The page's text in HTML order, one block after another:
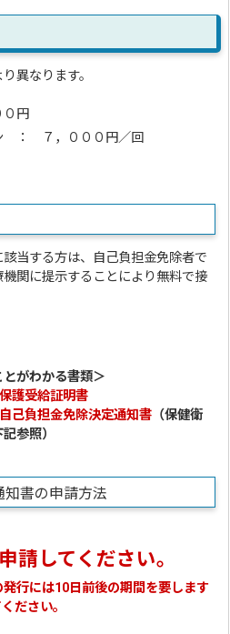
異なります。
円
： ７，０００円／回
当する方は、自己負担金免除者で
関に提示することにより無料で接
がわかる書類＞
護受給証明書
自己負担金免除決定通知書 （保健衛
参照）
知書の申請方法
請してください。
行には10日前後の期間を要します
ださい。